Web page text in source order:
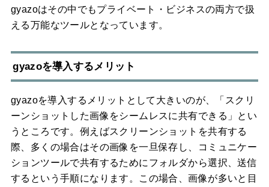
gyazoはその中でもプライベート・ビジネスの両方で扱
える万能なツールとなっています。
gyazoを導入するメリット
gyazoを導入するメリットとして大きいのが、「スクリ
ーンショットした画像をシームレスに共有できる」とい
うところです。例えばスクリーンショットを共有する
際、多くの場合はその画像を一旦保存し、コミュニケー
ションツールで共有するためにフォルダから選択、送信
するという手順になります。この場合、画像が多いと目